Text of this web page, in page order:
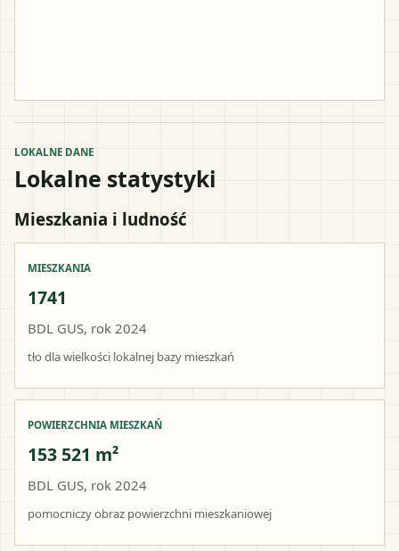
LOKALNE DANE
Lokalne statystyki
Mieszkania i ludność
MIESZKANIA
1741
BDL GUS, rok 2024
tło dla wielkości lokalnej bazy mieszkań
POWIERZCHNIA MIESZKAŃ
153 521 m²
BDL GUS, rok 2024
pomocniczy obraz powierzchni mieszkaniowej